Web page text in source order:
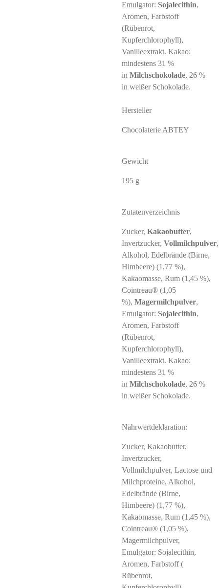
Emulgator: Sojalecithin,
Aromen, Farbstoff
(Rübenrot,
Kupferchlorophyll),
Vanilleextrakt. Kakao:
mindestens 31 %
in Milchschokolade, 26 %
in weißer Schokolade.
Hersteller
Chocolaterie ABTEY
Gewicht
195 g
Zutatenverzeichnis
Zucker, Kakaobutter,
Invertzucker, Vollmilchpulver
Alkohol, Edelbrände (Birne,
Himbeere) (1,77 %),
Kakaomasse, Rum (1,45 %),
Cointreau® (1,05
%), Magermilchpulver,
Emulgator: Sojalecithin,
Aromen, Farbstoff
(Rübenrot,
Kupferchlorophyll),
Vanilleextrakt. Kakao:
mindestens 31 %
in Milchschokolade, 26 %
in weißer Schokolade.
Nährwertdeklaration:
Zucker, Kakaobutter,
Invertzucker,
Vollmilchpulver, Lactose und
Milchproteine, Alkohol,
Edelbrände (Birne,
Himbeere) (1,77 %),
Kakaomasse, Rum (1,45 %),
Cointreau® (1,05 %),
Magermilchpulver,
Emulgator: Sojalecithin,
Aromen, Farbstoff (
Rübenrot,